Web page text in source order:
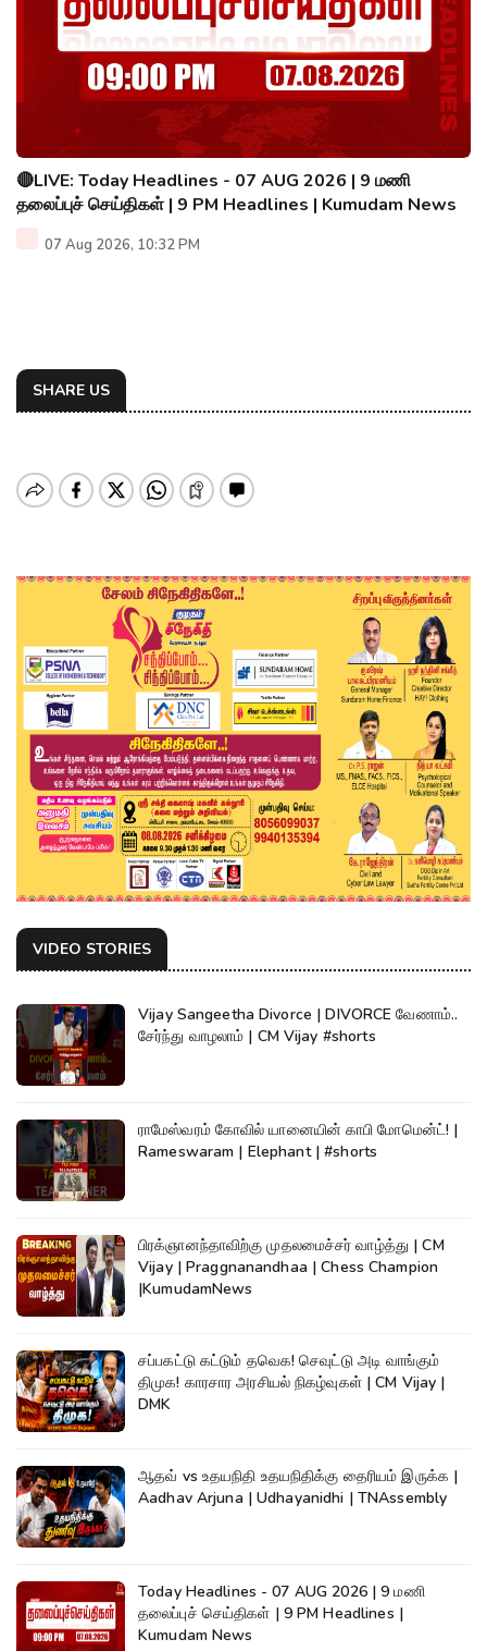
🔴LIVE: Today Headlines - 07 AUG 2026 | 9 மணி
தலைப்புச் செய்திகள் | 9 PM Headlines | Kumudam News
07 Aug 2026, 10:32 PM
SHARE US
VIDEO STORIES
Vijay Sangeetha Divorce | DIVORCE வேணாம்..
சேர்ந்து வாழலாம் | CM Vijay #shorts
ராமேஸ்வரம் கோவில் யானையின் காபி மோமென்ட்! |
Rameswaram | Elephant | #shorts
பிரக்ஞானந்தாவிற்கு முதலமைச்சர் வாழ்த்து | CM
Vijay | Praggnanandhaa | Chess Champion
|KumudamNews
சப்பகட்டு கட்டும் தவெக! செவுட்டு அடி வாங்கும்
திமுக! காரசார அரசியல் நிகழ்வுகள் | CM Vijay |
DMK
ஆதவ் vs உதயநிதி உதயநிதிக்கு தைரியம் இருக்க |
Aadhav Arjuna | Udhayanidhi | TNAssembly
Today Headlines - 07 AUG 2026 | 9 மணி
தலைப்புச் செய்திகள் | 9 PM Headlines |
Kumudam News